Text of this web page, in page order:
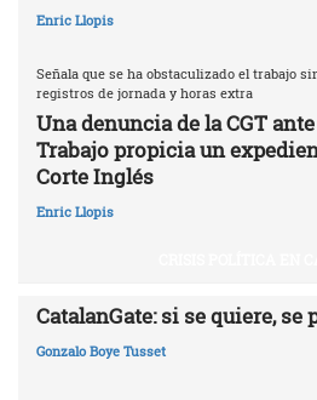
Enric Llopis
Señala que se ha obstaculizado el trabajo
registros de jornada y horas extra
Una denuncia de la CGT
Trabajo propicia un
Corte Inglés
Enric Llopis
CatalanGate: si se quiere, se
Gonzalo Boye Tusset